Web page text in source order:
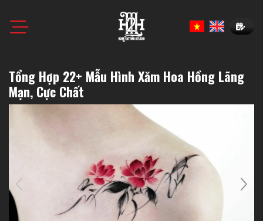
Book
Tổng Hợp 22+ Mẫu Hình Xăm Hoa Hồng Lãng
Mạn, Cực Chất